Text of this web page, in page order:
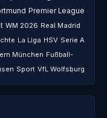
Premier League
WM 2026 Real Madrid
La Liga HSV Serie A
München Fußball-
Sport VfL Wolfsburg